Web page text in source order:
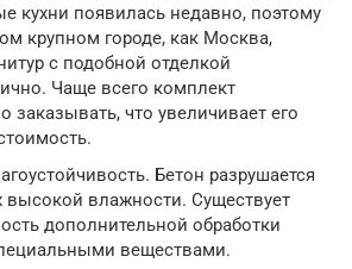
кухни появилась недавно, поэтому
крупном городе, как Москва,
с подобной отделкой
Чаще всего комплект
заказывать, что увеличивает его
Бетон разрушается
высокой влажности. Существует
дополнительной обработки
веществами.